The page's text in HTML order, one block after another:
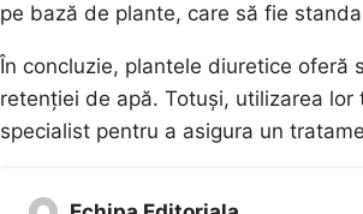
pe bază de plante, care să fie
În concluzie, plantele diuretice oferă
retenției de apă. Totuși, utilizarea
specialist pentru a asigura un